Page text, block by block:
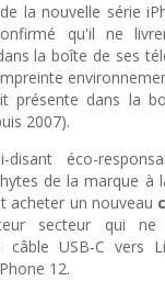
la nouvelle série
qu'il ne
la boîte de ses
présente dans la
2007).
disant éco-
de la marque à
acheter un nouveau
secteur qui
câble USB-C vers
12.